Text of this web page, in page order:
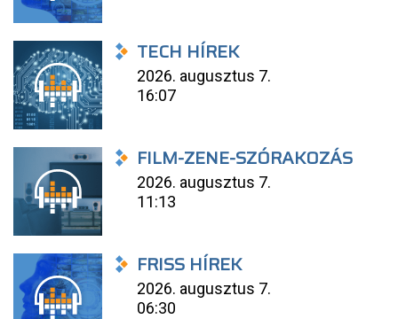
TECH HÍREK
2026. augusztus 7.
16:07
FILM-ZENE-SZÓRAKOZÁS
2026. augusztus 7.
11:13
FRISS HÍREK
2026. augusztus 7.
06:30